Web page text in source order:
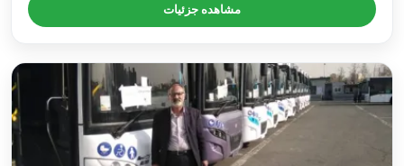
مشاهده جزئیات